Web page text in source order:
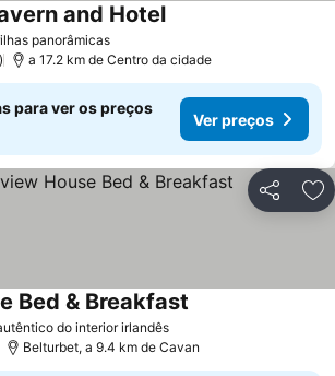
panorâmicas
and Hotel
a 17.2 km de Centro da cidade
para ver os preços
Ver preços
Partilhar
do interior irlandês
Bed & Breakfast
Belturbet, a 9.4 km de Cavan